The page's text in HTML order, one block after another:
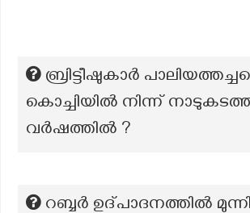
ബ്രിട്ടീഷുകാർ
കൊച്ചിയിൽ നിന്ന്
വർഷത്തിൽ ?
റബ്ബര്‍ ഉദ്പാദനത്തില്‍